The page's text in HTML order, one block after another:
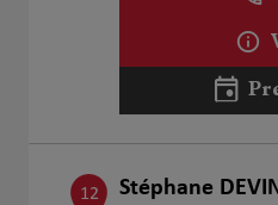
12 Stéphane